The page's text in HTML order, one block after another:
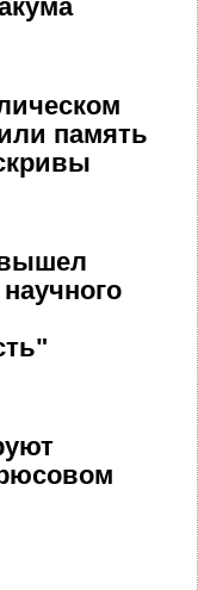
память